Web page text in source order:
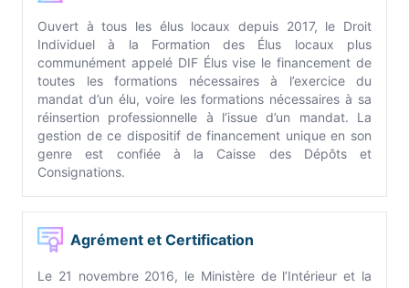
Ouvert à tous les élus locaux depuis 2017, le Droit
Individuel à la Formation des Élus locaux plus
communément appelé DIF Élus vise le financement de
toutes les formations nécessaires à l’exercice du
mandat d’un élu, voire les formations nécessaires à sa
réinsertion professionnelle à l’issue d’un mandat. La
gestion de ce dispositif de financement unique en son
genre est confiée à la Caisse des Dépôts et
Consignations.
Agrément et Certification
Le 21 novembre 2016, le Ministère de l’Intérieur et la